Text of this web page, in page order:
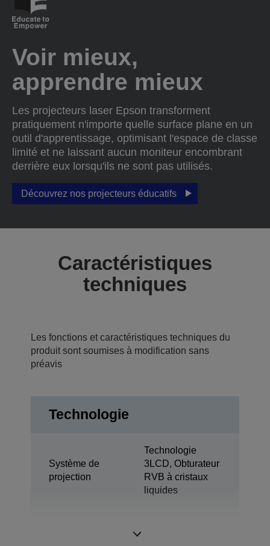
Voir mieux,
apprendre mieux
Les projecteurs laser Epson transforment
pratiquement n'importe quelle surface plane en un
outil d'apprentissage, optimisant l'espace de classe
limité et ne laissant aucun moniteur encombrant
derrière eux lorsqu'ils ne sont pas utilisés.
Découvrez nos projecteurs éducatifs
Caractéristiques
techniques
Les fonctions et caractéristiques techniques du
produit sont soumises à modification sans
préavis
Technologie
Système de
projection
Technologie
3LCD, Obturateur
RVB à cristaux
liquides